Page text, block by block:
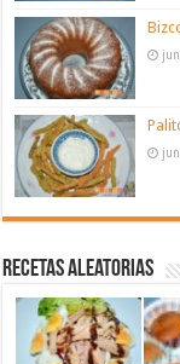
Recetas aleatorias